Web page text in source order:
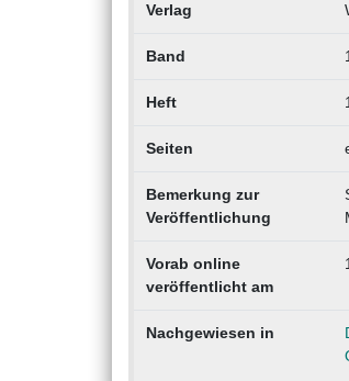
Verlag
Band
Heft
Seiten
Bemerkung zur
Veröffentlichung
Vorab online
veröffentlicht am
Nachgewiesen in